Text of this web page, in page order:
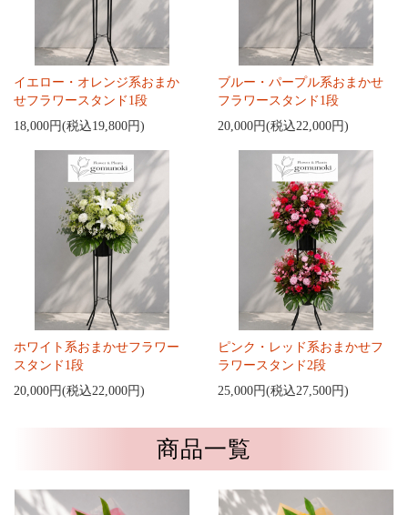
イエロー・オレンジ系おまか
せフラワースタンド1段
18,000円(税込19,800円)
ブルー・パープル系おまかせ
フラワースタンド1段
20,000円(税込22,000円)
ホワイト系おまかせフラワー
スタンド1段
20,000円(税込22,000円)
ピンク・レッド系おまかせフ
ラワースタンド2段
25,000円(税込27,500円)
商品一覧